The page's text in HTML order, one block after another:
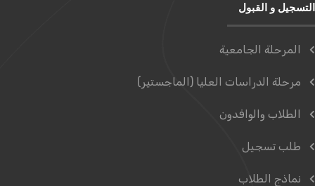
التسجيل و القبول
المرحلة الجامعية
مرحلة الدراسات العليا (الماجستير)
الطلاب والوافدون
طلب تسجيل
نماذج الطلاب